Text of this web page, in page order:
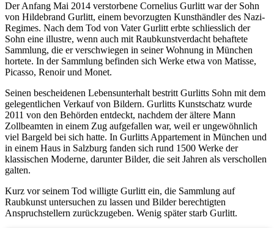
Der Anfang Mai 2014 verstorbene Cornelius Gurlitt war der Sohn
von Hildebrand Gurlitt, einem bevorzugten Kunsthändler des Nazi-
Regimes. Nach dem Tod von Vater Gurlitt erbte schliesslich der
Sohn eine illustre, wenn auch mit Raubkunstverdacht behaftete
Sammlung, die er verschwiegen in seiner Wohnung in München
hortete. In der Sammlung befinden sich Werke etwa von Matisse,
Picasso, Renoir und Monet.
Seinen bescheidenen Lebensunterhalt bestritt Gurlitts Sohn mit dem
gelegentlichen Verkauf von Bildern. Gurlitts Kunstschatz wurde
2011 von den Behörden entdeckt, nachdem der ältere Mann
Zollbeamten in einem Zug aufgefallen war, weil er ungewöhnlich
viel Bargeld bei sich hatte. In Gurlitts Appartement in München und
in einem Haus in Salzburg fanden sich rund 1500 Werke der
klassischen Moderne, darunter Bilder, die seit Jahren als verschollen
galten.
Kurz vor seinem Tod willigte Gurlitt ein, die Sammlung auf
Raubkunst untersuchen zu lassen und Bilder berechtigten
Anspruchstellern zurückzugeben. Wenig später starb Gurlitt.